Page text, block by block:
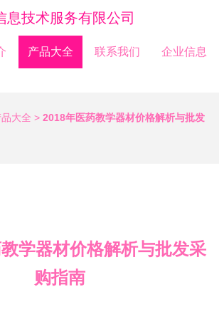
息技术服务有限公司
产品大全 联系我们 企业信息
大全 > 2018年医药教学器材价格解析与批发
学器材价格解析与批发采
购指南